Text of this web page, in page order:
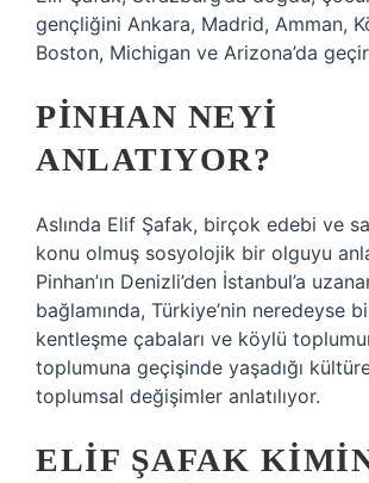
gençliğini Ankara, Madrid, Amman,
Boston, Michigan ve Arizona’da
PINHAN NEYI
ANLATIYOR?
Aslında Elif Şafak, birçok edebi ve
konu olmuş sosyolojik bir olguyu
Pinhan’ın Denizli’den İstanbul’a
bağlamında, Türkiye’nin neredeyse
kentleşme çabaları ve köylü
toplumuna geçişinde yaşadığı
toplumsal değişimler anlatılıyor.
ELIF ŞAFAK